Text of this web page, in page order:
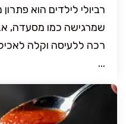
רביולי לילדים הוא
שמרגישה כמו מסעדה,
רכה ללעיסה וקלה
...